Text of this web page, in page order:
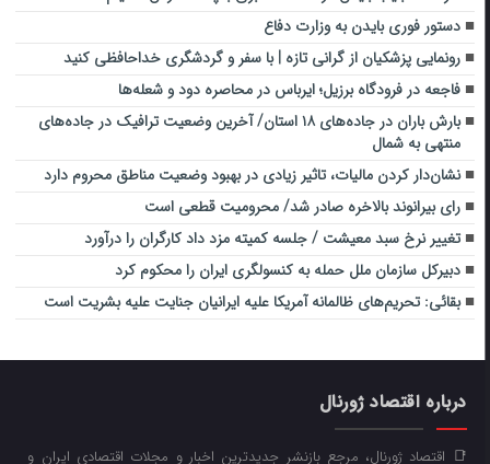
دستور فوری بایدن به وزارت دفاع
رونمایی پزشکیان از گرانی تازه | با سفر و گردشگری خداحافظی کنید
فاجعه در فرودگاه برزیل؛ ایرباس در محاصره دود و شعله‌ها
بارش باران در جاده‌های ۱۸ استان/ آخرین وضعیت ترافیک در جاده‌های
منتهی به شمال
نشان‌دار کردن مالیات، تاثیر زیادی در بهبود وضعیت مناطق محروم دارد
رای بیرانوند بالاخره صادر شد/ محرومیت قطعی است
تغییر نرخ سبد معیشت / جلسه کمیته مزد داد کارگران را درآورد
دبیرکل سازمان ملل حمله به کنسولگری ایران را محکوم کرد
بقائی: تحریم‌های ظالمانه آمریکا علیه ایرانیان جنایت علیه بشریت است
درباره اقتصاد ژورنال
📑 اقتصاد ژورنال، مرجع بازنشر جدیدترین اخبار و مجلات اقتصادی ایران و